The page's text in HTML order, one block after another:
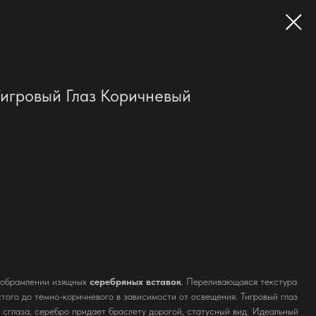
Глаз Коричневый
изящных серебряных вставок . Переливающаяся текстура
до темно-коричневого в зависимости от освещения. Тигровый глаз
серебро придает браслету дорогой, статусный вид. Идеальный